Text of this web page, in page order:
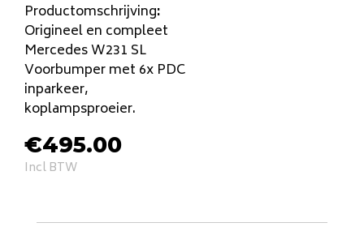
Productomschrijving:
Origineel en compleet
Mercedes W231 SL
Voorbumper met 6x PDC
inparkeer,
koplampsproeier.
€495.00
Incl BTW